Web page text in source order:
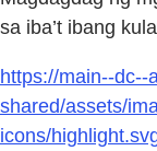
sa iba’t ibang
https://main--dc--
shared/assets/
icons/